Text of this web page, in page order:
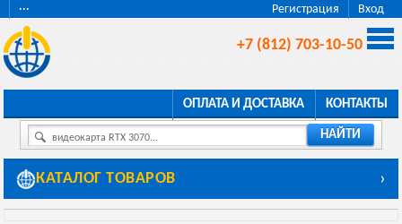
Регистрация Вход
···
+7 (812) 703-10-50
ОПЛАТА И ДОСТАВКА КОНТАКТЫ
видеокарта RTX 3070... НАЙТИ
КАТАЛОГ ТОВАРОВ ›